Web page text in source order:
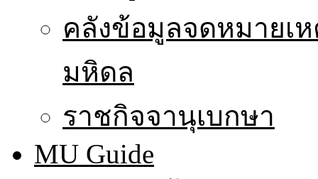
คลังข้อมูลจดหมาย
มหิดล
ราชกิจจานุเบกษา
MU Guide